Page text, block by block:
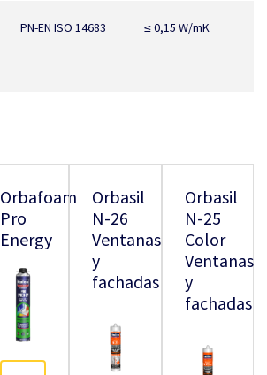
PN-EN ISO 14683 ≤ 0,15 W/mK
Orbafoam
Pro
Energy
Orbasil
N-26
Ventanas
y
fachadas
Orbasil
N-25
Color
Ventanas
y
fachadas